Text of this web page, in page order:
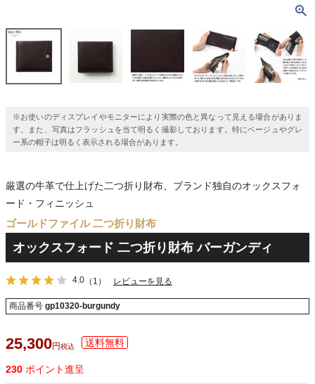
※お使いのディスプレイやモニターにより実際の色と異なって見える場合がありま
す。また、写真はフラッシュを当て明るく撮影しております。特にベージュやグレ
ー系の帽子は明るく表示される場合があります。
厳選の牛革で仕上げた二つ折り財布、ブランド独自のオックスフォ
ード・フィニッシュ
ゴールドファイル 二つ折り財布
オックスフォード 二つ折り財布 バーガンディ
4.0 （1） レビューを見る
商品番号 gp10320-burgundy
25,300 税込
230 ポイント進呈